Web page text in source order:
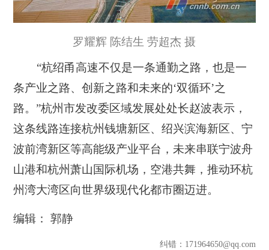
罗耀辉 陈结生 劳超杰 摄
“杭绍甬高速不仅是一条通勤之路，也是一
条产业之路、创新之路和未来的‘双循环’之
路。”杭州市发改委区域发展处处长赵波表示，
这条线路连接杭州钱塘新区、绍兴滨海新区、宁
波前湾新区等高能级产业平台，未来串联宁波舟
山港和杭州萧山国际机场，空港共舞，推动环杭
州湾大湾区向世界级现代化都市圈迈进。
编辑： 郭静
纠错：171964650@qq.com